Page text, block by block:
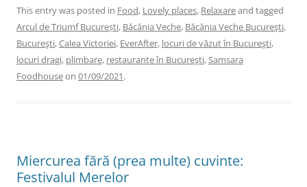
This entry was posted in Food, Lovely places, Relaxareand tagged
Arcul de Triumf București, Băcănia Veche, Băcănia Veche Bucureşti,
Bucureşti,Calea Victoriei, EverAfter, locuri de văzut în Bucureşti,
locuri dragi, plimbare, restaurante în Bucureşti,Samsara
Foodhouseon 01/09/2021.
Miercurea fără (prea multe) cuvinte:
Festivalul Merelor